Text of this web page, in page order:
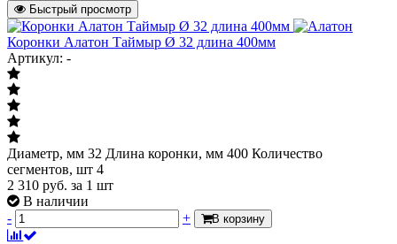
Быстрый просмотр
Коронки Алатон Таймыр Ø 32 длина 400мм
Артикул: -
Диаметр, мм 32 Длина коронки, мм 400 Количество
сегментов, шт 4
2 310 руб. за 1 шт
В наличии
-
+ В корзину